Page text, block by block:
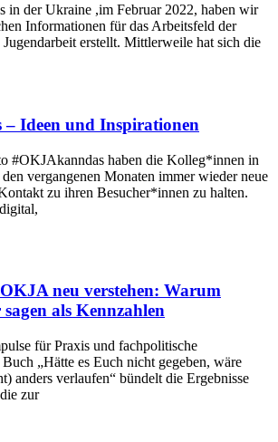
in der Ukraine ,im Februar 2022, haben wir
Informationen für das Arbeitsfeld der
erstellt. Mittlerweile hat sich die
Ideen und Inspirationen
#OKJAkanndas haben die Kolleg*innen in
vergangenen Monaten immer wieder neue
zu ihren Besucher*innen zu halten.
neu verstehen: Warum
als Kennzahlen
für Praxis und fachpolitische
„Hätte es Euch nicht gegeben, wäre
anders verlaufen“ bündelt die Ergebnisse
zur